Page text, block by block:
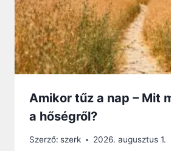
Amikor tűz a nap – Mit
a hőségről?
Szerző: szerk 2026. augusztus 1.